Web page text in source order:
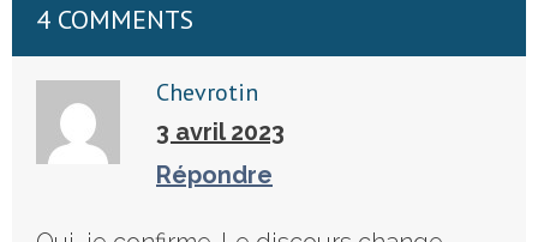
4 COMMENTS
Chevrotin
3 avril 2023
Répondre